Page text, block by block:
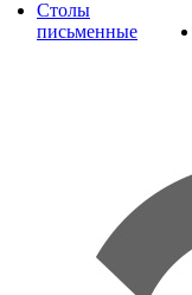
Столы
письменные